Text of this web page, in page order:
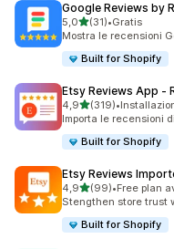
Google Reviews by
5,0stelle su 5
(31)
31 recensioni totali
•Gratis
Mostra le recensioni
Built for Shopify
Etsy Reviews App ‑
4,9stelle su 5
(319)
319 recensioni totali
•
Importa le recensioni
Built for Shopify
Etsy Reviews
4,9stelle su 5
(99)
99 recensioni totali
•Free plan
Stengthen store trust
Built for Shopify